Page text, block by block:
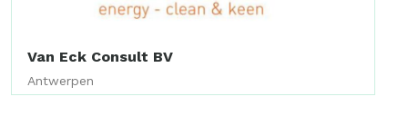
Van Eck Consult BV
Antwerpen